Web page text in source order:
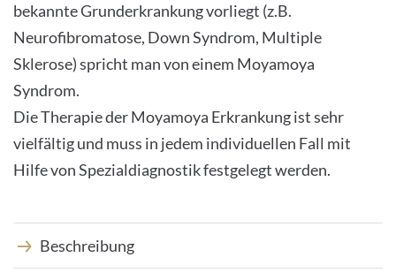
bekannte Grunderkrankung vorliegt (z.B.
Neurofibromatose, Down Syndrom, Multiple
Sklerose) spricht man von einem Moyamoya
Syndrom.
Die Therapie der Moyamoya Erkrankung ist sehr
vielfältig und muss in jedem individuellen Fall mit
Hilfe von Spezialdiagnostik festgelegt werden.
Beschreibung